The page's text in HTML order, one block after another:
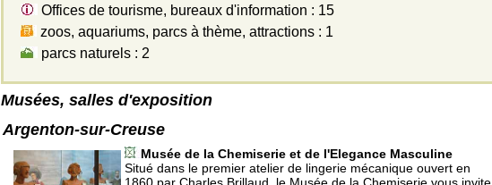
Offices de tourisme, bureaux d'information : 15
zoos, aquariums, parcs à thème, attractions : 1
parcs naturels : 2
Musées, salles d'exposition
Argenton-sur-Creuse
Musée de la Chemiserie et de l'Elegance Masculine
Situé dans le premier atelier de lingerie mécanique ouvert en